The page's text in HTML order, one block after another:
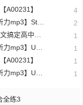
A00231】 4
1 Good morning! 2
3500个单词) 1
】Unit 4 1
A00231】 1
】Unit 6 1
全练3